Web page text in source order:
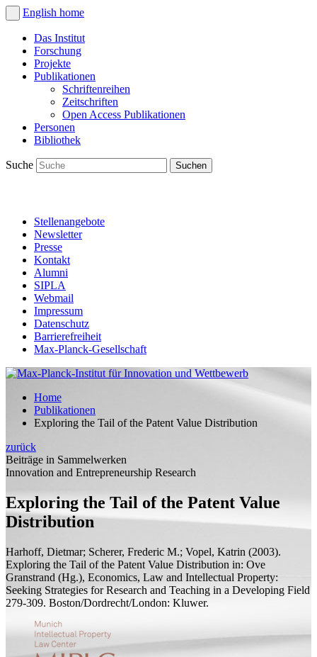
English home
Das Institut
Forschung
Projekte
Publikationen
Schriftenreihen
Zeitschriften
Open Access Publikationen
Personen
Bibliothek
Suche
Stellenangebote
Newsletter
Presse
Kontakt
Alumni
SIPLA
Webmail
Impressum
Datenschutz
Barrierefreiheit
Max-Planck-Gesellschaft
Home
Publikationen
Exploring the Tail of the Patent Value Distribution
zurück
Beiträge in Sammelwerken
Innovation and Entrepreneurship Research
Exploring the Tail of the Patent Value
Distribution
Harhoff, Dietmar; Scherer, Frederic M.; Vopel, Katrin (2003).
Exploring the Tail of the Patent Value Distribution in: Ove
Granstrand (Hg.), Economics, Law and Intellectual Property:
Seeking Strategies for Research and Teaching in a Developing Field
279-309. Boston/Dordrecht/London: Kluwer.